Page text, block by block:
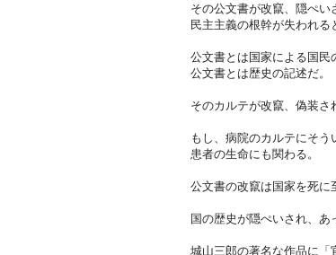
その公文書が改竄、隠ぺい
民主主義の根幹が失われる
公文書とは国家による国民
公文書とは歴史の記述だ。
そのカルテが改竄、偽装さ
もし、病院のカルテにそ
患者の生命にも関わる。
公文書の改竄は国家を死に
国の歴史が隠ぺいされ、あ
城山三郎の著名な作品に「